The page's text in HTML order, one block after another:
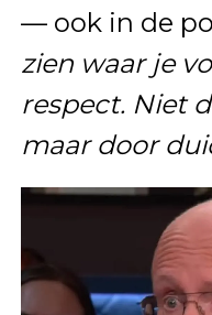
— ook in de
zien waar je
respect. Niet
maar door